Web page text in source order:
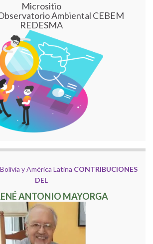
Micrositio
Ambiental CEBEM
REDESMA
y América Latina CONTRIBUCIONES
DEL
ANTONIO MAYORGA